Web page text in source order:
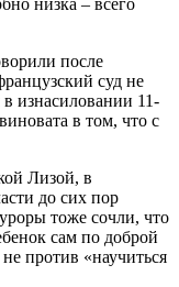
после
суд не
изнасиловании 11-
в том, что с
Лизой, в
до сих пор
тоже сочли, что
сам по доброй
против «научиться